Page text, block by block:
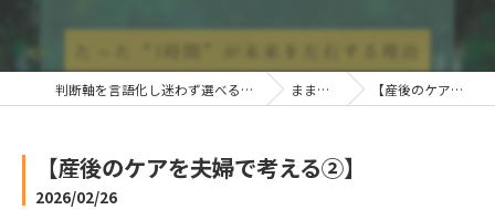
判断軸を言語化し迷わず選べる状態をつくる「株式会社ビジトレ」 まま利楽ブログ 【産後のケアを夫婦で考える②】
【産後のケアを夫婦で考える②】
2026/02/26